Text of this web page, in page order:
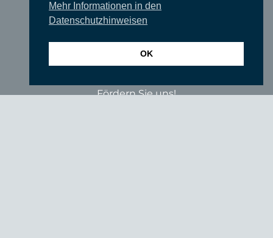
TIEFGANG
Partner
Fördern Sie uns!
Mehr Informationen in den
Datenschutzhinweisen
OK